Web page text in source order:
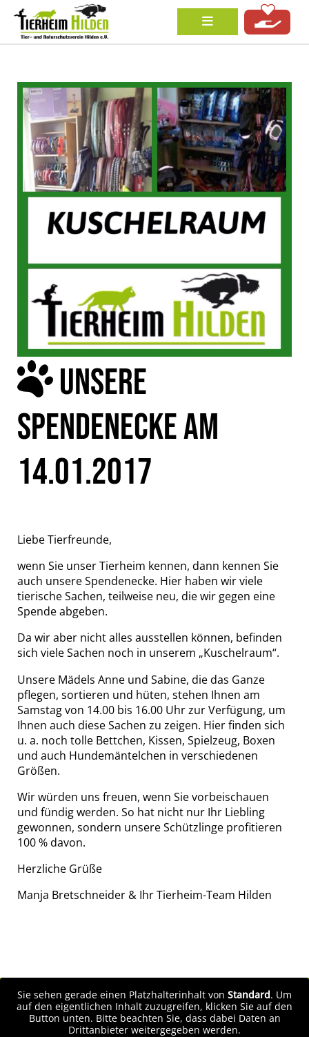
UNSERE
SPENDENECKE AM
14.01.2017
Liebe Tierfreunde,
wenn Sie unser Tierheim kennen, dann kennen Sie
auch unsere Spendenecke. Hier haben wir viele
tierische Sachen, teilweise neu, die wir gegen eine
Spende abgeben.
Da wir aber nicht alles ausstellen können, befinden
sich viele Sachen noch in unserem „Kuschelraum“.
Unsere Mädels Anne und Sabine, die das Ganze
pflegen, sortieren und hüten, stehen Ihnen am
Samstag von 14.00 bis 16.00 Uhr zur Verfügung, um
Ihnen auch diese Sachen zu zeigen. Hier finden sich
u. a. noch tolle Bettchen, Kissen, Spielzeug, Boxen
und auch Hundemäntelchen in verschiedenen
Größen.
Wir würden uns freuen, wenn Sie vorbeischauen
und fündig werden. So hat nicht nur Ihr Liebling
gewonnen, sondern unsere Schützlinge profitieren
100 % davon.
Herzliche Grüße
Manja Bretschneider & Ihr Tierheim-Team Hilden
Sie sehen gerade einen Platzhalterinhalt von Standard. Um
auf den eigentlichen Inhalt zuzugreifen, klicken Sie auf den
Button unten. Bitte beachten Sie, dass dabei Daten an
Drittanbieter weitergegeben werden.